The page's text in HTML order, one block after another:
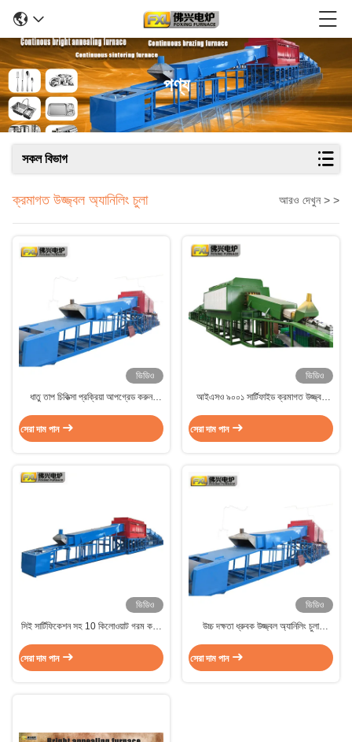
পণ্য
সকল বিভাগ
ক্রমাগত উজ্জ্বল অ্যানিলিং চুলা আরও দেখুন > >
ভিডিও
ধাতু তাপ চিকিত্সা প্রক্রিয়া আপগ্রেড করুন
গরম হার সঙ্গে
সেরা দাম পান
ভিডিও
আইএসও ৯০০১ সার্টিফাইড ক্রমাগত উজ্জ্বল
সেরা দাম পান
ভিডিও
সিই সার্টিফিকেশন সহ 10 কিলোওয়াট গরম করার
সেরা দাম পান
ভিডিও
উচ্চ দক্ষতা ধ্রুবক উজ্জ্বল অ্যানিলিং চুলা
সেরা দাম পান